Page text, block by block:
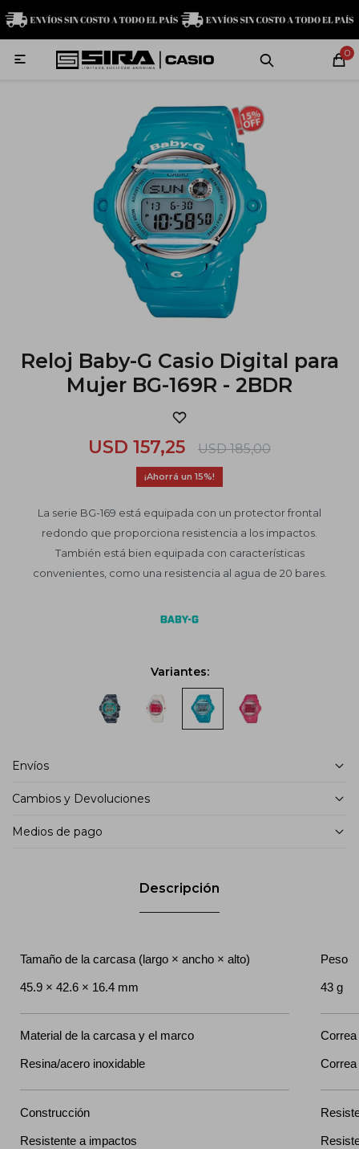
0

Reloj Baby-G Casio Digital para
Mujer BG-169R - 2BDR
USD 157,25 USD 185,00
15
La serie BG-169 está equipada con un protector frontal
redondo que proporciona resistencia a los impactos.
También está bien equipada con características
convenientes, como una resistencia al agua de 20 bares.
Variantes:
Envíos
Cambios y Devoluciones
Medios de pago
Descripción
Tamaño de la carcasa (largo × ancho × alto)
45.9 × 42.6 × 16.4 mm
Peso
43 g
Material de la carcasa y el marco
Resina/acero inoxidable
Correa
Construcción
Resistente a impactos
MI CUENTA
Relojes Servicio técnico Contacto